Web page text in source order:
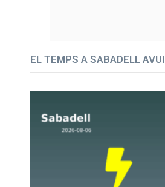
EL TEMPS A SABADELL AVUI